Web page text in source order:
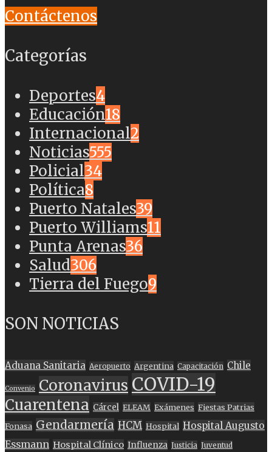
Contáctenos
Categorías
Deportes4
Educación18
Internacional2
Noticias555
Policial34
Política8
Puerto Natales39
Puerto Williams11
Punta Arenas36
Salud306
Tierra del Fuego9
SON NOTICIAS
Aduana Sanitaria Aeropuerto Argentina Capacitación Chile
Convenio Coronavirus COVID-19
Cuarentena Cárcel ELEAM Exámenes Fiestas Patrias
Fonasa Gendarmería HCM Hospital Hospital Augusto
Essmann Hospital Clínico Influenza Justicia Juventud